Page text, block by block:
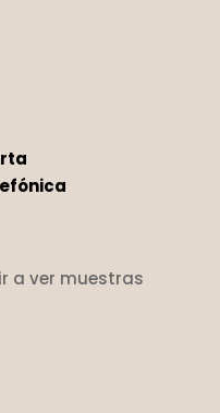
a ver muestras